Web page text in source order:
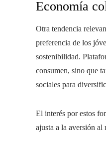
Economía
Otra tendencia
preferencia de los
sostenibilidad.
consumen, sino que
sociales para
El interés por estos
ajusta a la aversión al